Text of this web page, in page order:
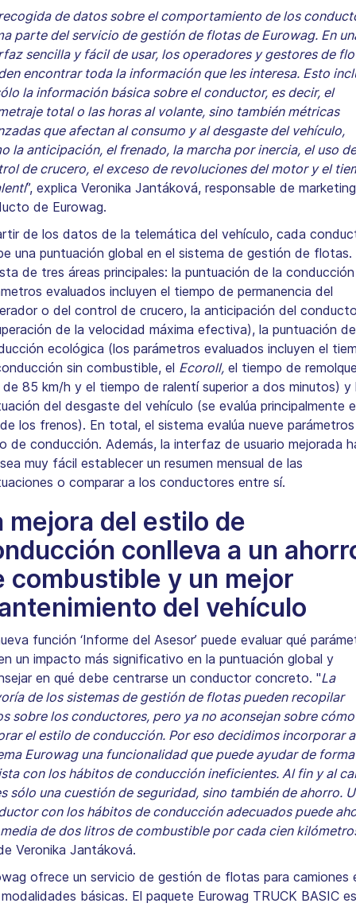
de datos sobre el comportamiento de los
parte del servicio de gestión de flotas de Eurowag. En
sencilla y fácil de usar, los operadores y gestores de
encontrar toda la información que les interesa. Esto
la información básica sobre el conductor, es decir, el
total o las horas al volante, sino también métricas
que afectan al consumo y al desgaste del vehículo,
la anticipación, el frenado, la marcha por inercia, el uso
de crucero, el exceso de revoluciones del motor y el
”, explica Veronika Jantáková, responsable de
de Eurowag.
de los datos de la telemática del vehículo, cada
una puntuación global en el sistema de gestión de flotas.
de tres áreas principales: la puntuación de la
evaluados incluyen el tiempo de permanencia del
o del control de crucero, la anticipación del
de la velocidad máxima efectiva), la puntuación
ecológica (los parámetros evaluados incluyen el
sin combustible, el Ecoroll, el tiempo de
de 85 km/h y el tiempo de ralentí superior a dos minutos) y
del desgaste del vehículo (se evalúa principalmente
los frenos). En total, el sistema evalúa nueve
de conducción. Además, la interfaz de usuario mejorada
muy fácil establecer un resumen mensual de las
o comparar a los conductores entre sí.
mejora del estilo de
conlleva a un
combustible y un mejor
del vehículo
función ‘Informe del Asesor’ puede evaluar qué
un impacto más significativo en la puntuación global y
en qué debe centrarse un conductor concreto. "La
de los sistemas de gestión de flotas pueden recopilar
sobre los conductores, pero ya no aconsejan sobre cómo
el estilo de conducción. Por eso decidimos incorporar
Eurowag una funcionalidad que puede ayudar de forma
con los hábitos de conducción ineficientes. Al fin y al
sólo una cuestión de seguridad, sino también de ahorro.
con los hábitos de conducción adecuados puede
de dos litros de combustible por cada cien
Veronika Jantáková.
ofrece un servicio de gestión de flotas para camiones
básicas. El paquete Eurowag TRUCK BASIC